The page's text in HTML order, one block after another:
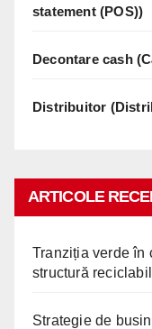
statement (POS))
Decontare cash
Distribuitor
ARTICOLE
Tranziția verde în
structură
Strategie de